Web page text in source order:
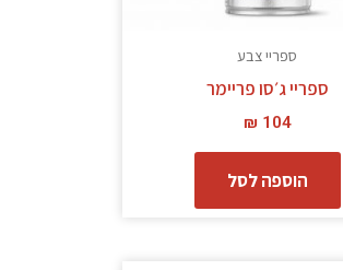
ספריי צבע
ספריי ג׳סו פריימר
₪104
הוספה לסל